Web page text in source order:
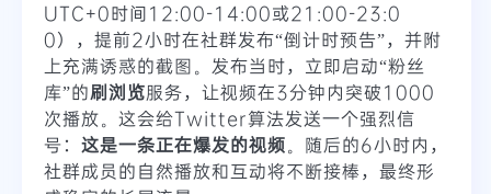
UTC+0时间12:00-14:00或21:00-23:0
0），提前2小时在社群发布“倒计时预告”，并附
上充满诱惑的截图。发布当时，立即启动“粉丝
库”的刷浏览服务，让视频在3分钟内突破1000
次播放。这会给Twitter算法发送一个强烈信
号： 这是一条正在爆发的视频。随后的6小时内，
社群成员的自然播放和互动将不断接棒，最终形